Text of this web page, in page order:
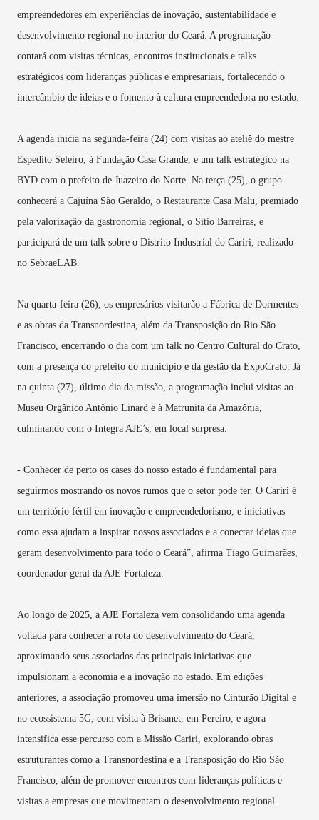
empreendedores em experiências de inovação, sustentabilidade e
desenvolvimento regional no interior do Ceará. A programação
contará com visitas técnicas, encontros institucionais e talks
estratégicos com lideranças públicas e empresariais, fortalecendo o
intercâmbio de ideias e o fomento à cultura empreendedora no estado.
A agenda inicia na segunda-feira (24) com visitas ao ateliê do mestre
Espedito Seleiro, à Fundação Casa Grande, e um talk estratégico na
BYD com o prefeito de Juazeiro do Norte. Na terça (25), o grupo
conhecerá a Cajuína São Geraldo, o Restaurante Casa Malu, premiado
pela valorização da gastronomia regional, o Sítio Barreiras, e
participará de um talk sobre o Distrito Industrial do Cariri, realizado
no SebraeLAB.
Na quarta-feira (26), os empresários visitarão a Fábrica de Dormentes
e as obras da Transnordestina, além da Transposição do Rio São
Francisco, encerrando o dia com um talk no Centro Cultural do Crato,
com a presença do prefeito do município e da gestão da ExpoCrato. Já
na quinta (27), último dia da missão, a programação inclui visitas ao
Museu Orgânico Antônio Linard e à Matrunita da Amazônia,
culminando com o Integra AJE’s, em local surpresa.
- Conhecer de perto os cases do nosso estado é fundamental para
seguirmos mostrando os novos rumos que o setor pode ter. O Cariri é
um território fértil em inovação e empreendedorismo, e iniciativas
como essa ajudam a inspirar nossos associados e a conectar ideias que
geram desenvolvimento para todo o Ceará”, afirma Tiago Guimarães,
coordenador geral da AJE Fortaleza.
Ao longo de 2025, a AJE Fortaleza vem consolidando uma agenda
voltada para conhecer a rota do desenvolvimento do Ceará,
aproximando seus associados das principais iniciativas que
impulsionam a economia e a inovação no estado. Em edições
anteriores, a associação promoveu uma imersão no Cinturão Digital e
no ecossistema 5G, com visita à Brisanet, em Pereiro, e agora
intensifica esse percurso com a Missão Cariri, explorando obras
estruturantes como a Transnordestina e a Transposição do Rio São
Francisco, além de promover encontros com lideranças políticas e
visitas a empresas que movimentam o desenvolvimento regional.